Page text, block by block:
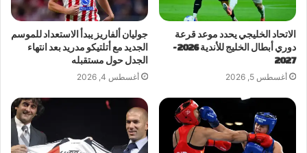
الاتحاد الخليجي يحدد موعد قرعة
دوري أبطال الخليج للأندية 2026-
2027
أغسطس 5, 2026
جوليان ألفاريز يبدأ الاستعداد للموسم
الجديد مع أتلتيكو مدريد بعد انتهاء
الجدل حول مستقبله
أغسطس 4, 2026